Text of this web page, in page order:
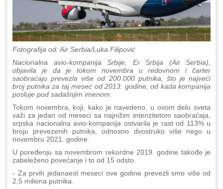
Fotografija od: Air Serbia/Luka Filipović
Nacionalna avio-kompanija Srbije, Er Srbija (Air Serbia),
objavila je da je tokom novembra u redovnom i čarter
saobraćaju prevezla više od 200.000 putnika, što je najveći
broj putnika za taj mesec od 2013. godine, od kada kompanija
posluje pod sadašnjim imenom.
Tokom novembra, koji, kako je navedeno, u ovom delu sveta
važi za jedan od meseci sa najnižim intenzitetom saobraćaja,
srpska nacionalna avio-kompanija ostvarila je rast od 113% u
broju prevezenih putnika, odnosno dvostruko više nego u
novembru 2021. godine.
U poređenju sa novembrom rekordne 2019. godine takođe je
zabeleženo povećanje i to od 15 odsto.
- Za prvih jedanaest meseci ove godine prevezli smo više od
2,5 miliona putnika.